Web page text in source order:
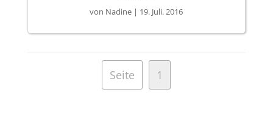
von Nadine | 19. Juli. 2016
Seite 1